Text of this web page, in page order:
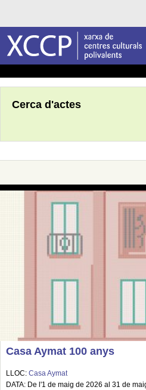
Cerca d'actes
Casa Aymat 100 anys
LLOC: Casa Aymat
DATA: De l'1 de maig de 2026 al 31 de